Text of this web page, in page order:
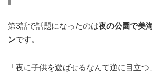
第3話で話題になったのは夜の公園で美
ンです。
「夜に子供を遊ばせるなんて逆に目立